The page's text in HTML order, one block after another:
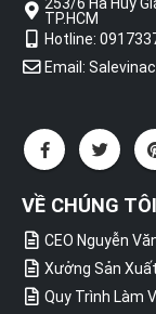
TP.HCM
Hotline:
Email:
VỀ CHÚNG TÔI
CEO Nguyễn
Xưởng Sản
Quy Trình Làm